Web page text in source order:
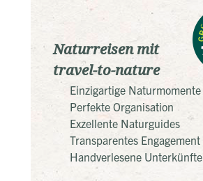
Naturreisen mit
travel-to-nature
Einzigartige Naturmomente
Perfekte Organisation
Exzellente Naturguides
Transparentes Engagement
Handverlesene Unterkünfte